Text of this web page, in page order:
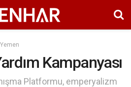
Yemen
Kampanyası
Platformu, emperyalizm